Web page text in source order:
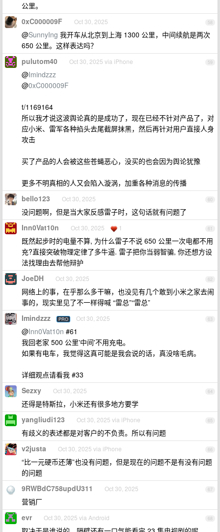
公里。
58
0xC000009F Oct 30, 2025
@SunnyIng 我开车从北京到上海 1300 公里，中间续航是两次
650 公里。这样表达吗？
59
pulutom40 Oct 30, 2025 via iPhone
@Imindzzz
@0xC000009F
t/1169164
所以我才说这波舆论真的是成功了，现在已经不针对产品了，对
应小米、雷军各种掐头去尾截屏抹黑，然后再针对用户直接人身
攻击
买了产品的人会被这些苍蝇恶心，没买的也会因为舆论犹豫
更多不明真相的人又会陷入漩涡，加重各种消息的传播
60
bello123 Oct 30, 2025
没问题啊，但是当大家反感雷子时，这句话就有问题了
61
Inn0Vat10n Oct 30, 2025 1
既然起步时的电量不算, 为什么雷子不说 650 公里一次电都不用
充?直接突破物理定律了多牛逼. 雷子把你当弱智骗, 你还想方设
法找理由去帮他辩护
62
JoeDH Oct 30, 2025
网络上的事，在乎那么多干嘛，也没见有几个敢到小米之家去闹
事的，现实里见了不一样得喊 “雷总”“雷总”
63
Imindzzz PRO Oct 30, 2025
@Inn0Vat10n #61
我回老家 500 公里'中间'不用充电。
如果有电车，我觉得这真可能是我会说的话，真没啥毛病。
详细观点请看我 #33
64
Sezxy Oct 30, 2025
还得是特斯拉，小米还有很多地方要学
65
yangliudi123 Oct 30, 2025 via iPhone
有歧义的表述都是对客户的不负责。所以有问题
66
v2justa Oct 30, 2025 via iPhone
“比一元硬币还薄”也没有问题，但是现在的问题不是有没有问题
的问题
67
9RWBdC758updU311 Oct 30, 2025
营销厂
68
evr Oct 30, 2025 via Android